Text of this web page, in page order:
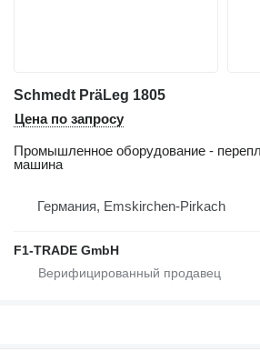
Schmedt PräLeg 1805
Цена по запросу
Промышленное оборудование -
машина
Германия, Emskirchen-Pirkach
F1-TRADE GmbH